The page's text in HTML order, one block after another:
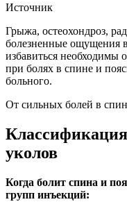
Источник
Грыжа, остеохондроз,
болезненные ощущения
избавиться необходимы
при болях в спине и
больного.
От сильных болей в
уколов
Когда болит спина и
групп инъекций: